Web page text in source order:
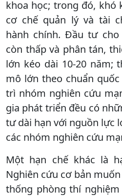
khoa học; trong đó, khó
cơ chế quản lý và tài
hành chính. Đầu tư
còn thấp và phân tán,
lớn kéo dài 10-20 năm;
mô lớn theo chuẩn
trì nhóm nghiên cứu
gia phát triển đều có
tư dài hạn với nguồn lực
các nhóm nghiên cứu
Một hạn chế khác là
Nghiên cứu cơ bản
thống phòng thí